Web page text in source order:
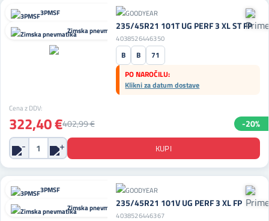
3PMSF
Zimska pnevmatika235/45R21 101T UG PERF 3 XL ST FP
4038526446350
B B
71
PO NAROČILU:
Klikni za datum dostave
Cena z DDV:
322,40 €402,99 € -20%
3PMSF
Zimska pnevmatika235/45R21 101V UG PERF 3 XL FP
4038526446367